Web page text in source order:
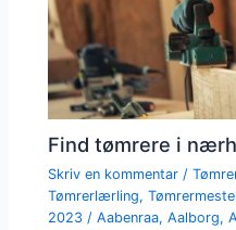
Find tømrere i
Skriv en kommentar /
Tømrerlærling,
2023/Aabenraa,Aalborg,